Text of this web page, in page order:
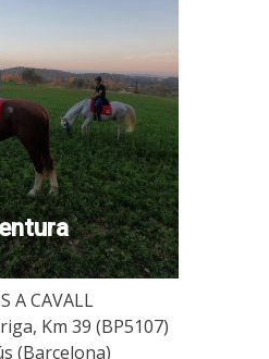
A CAVALL
Km 39 (BP5107)
(Barcelona)